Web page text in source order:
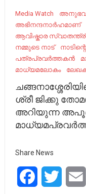
Media Watch
അഭിനന്ദനാർഹമാണ്
ആവിഷ്കാര
നമ്മുടെ നാട്‌
പത്രപ്രവർത്തകൻ
മാധ്യമലോകം
ശ്രീ ജിക്കു
അറിയുന്ന
Share News
FacebookTwitter